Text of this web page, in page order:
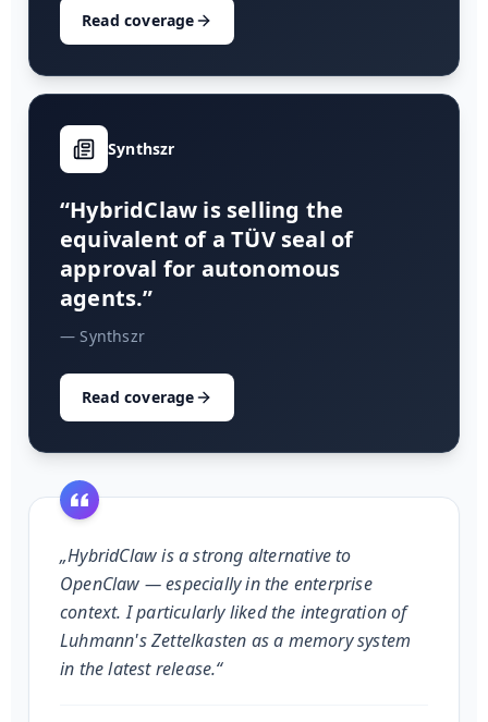
Read coverage
Synthszr
“HybridClaw is selling the
equivalent of a TÜV seal of
approval for autonomous
agents.”
— Synthszr
Read coverage
„HybridClaw is a strong alternative to
OpenClaw — especially in the enterprise
context. I particularly liked the integration of
Luhmann's Zettelkasten as a memory system
in the latest release.“